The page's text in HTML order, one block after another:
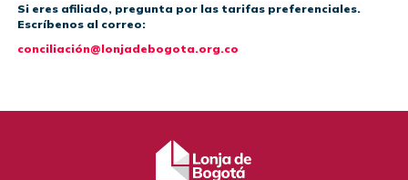
Si eres afiliado, pregunta por las tarifas preferenciales.
Escríbenos al correo:
conciliación@lonjadebogota.org.co